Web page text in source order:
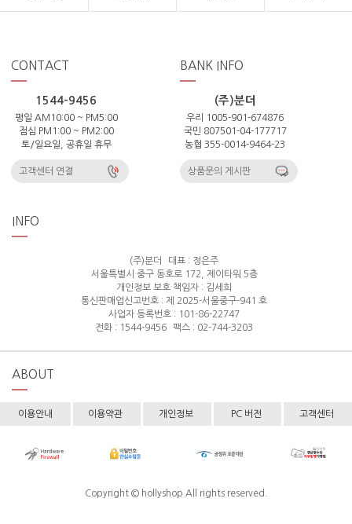
CONTACT
1544-9456
평일 AM10:00 ~ PM5:00
점심 PM1:00 ~ PM2:00
토/일요일, 공휴일 휴무
고객센터 연결
BANK INFO
(주)분더
우리 1005-901-674876
국민 807501-04-177717
농협 355-0014-9464-23
상품문의 게시판
INFO
(주)분더
대표 : 정은주
서울특별시 중구 동호로 172, 제이타워 5층
개인정보 보호 책임자 : 김세희
통신판매업신고번호 : 제 2025-서울중구-941 호
사업자 등록번호 : 101-86-22747
전화 : 1544-9456
팩스 : 02-744-3203
ABOUT
이용안내 이용약관 개인정보 PC 버전 고객센터
Copyright © hollyshop All rights reserved.